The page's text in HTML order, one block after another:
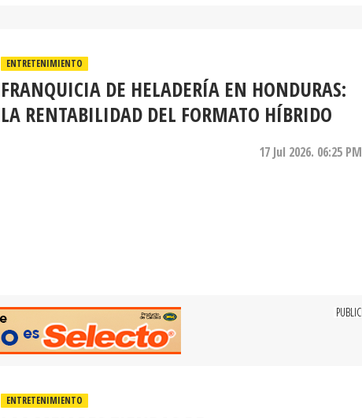
ENTRETENIMIENTO
FRANQUICIA DE HELADERÍA EN HONDURAS:
LA RENTABILIDAD DEL FORMATO HÍBRIDO
17 Jul 2026. 06:25 PM
LAS MEJORES TIENDAS DE